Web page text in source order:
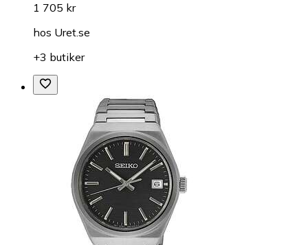
1 705 kr
hos Uret.se
+3 butiker